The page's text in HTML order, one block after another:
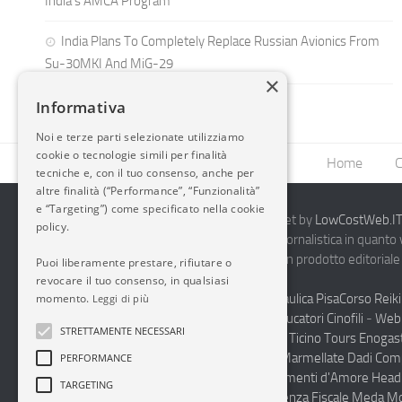
India Plans To Completely Replace Russian Avionics From
Su-30MKI And MiG-29
Home
2014-2026 AvioBlog - Creazione Siti Internet by
Questo blog non rappresenta una testata giornalistica in
periodicità. Non può pertanto considerarsi un prodotto editoriale
7.03.2001.Disclaimer Completo
Vendita Abbigliamento Sicurezza
Termoidraulica PisaCorso
Corsi Formazione Mediatori Felini Educatori Cinofili -
Andrologo ToscanaProgettare Casa Canton Ticino Tours
MonferratoProduzione Conto Terzi Sughi Marmellate Dadi
specialista Floaters
Legamenti d'Amore
Haccp Sicurezza sul Lavoro Toscana
Consulenza Fiscale Meda
×
Informativa
Noi e terze parti selezionate utilizziamo
cookie o tecnologie simili per finalità
tecniche e, con il tuo consenso, anche per
altre finalità (“Performance”, “Funzionalità”
e “Targeting”) come specificato nella cookie
policy.
Puoi liberamente prestare, rifiutare o
revocare il tuo consenso, in qualsiasi
momento. Leggi di più
STRETTAMENTE NECESSARI
PERFORMANCE
TARGETING